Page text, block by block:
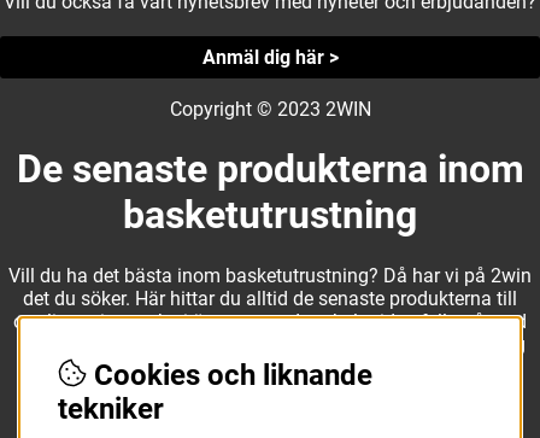
Anmäl dig här >
Copyright © 2023 2WIN
De senaste produkterna inom
basketutrustning
Vill du ha det bästa inom basketutrustning? Då har vi på 2win
det du söker. Här hittar du alltid de senaste produkterna till
otroliga priser, och vi är noga med att hela tiden fylla på med
nyheter i webbshopen. Det gör oss till ett naturligt val för dig
som vill ha utrustning som överträffar alla andra märken.
Cookies och liknande
tekniker